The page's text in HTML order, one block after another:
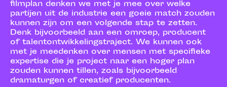
filmplan denken we met je mee over welke
partijen uit de industrie een goeie match zouden
kunnen zijn om een volgende stap te zetten.
Denk bijvoorbeeld aan een omroep, producent
of talentontwikkelingstraject. We kunnen ook
met je meedenken over mensen met specifieke
expertise die je project naar een hoger plan
zouden kunnen tillen, zoals bijvoorbeeld
dramaturgen of creatief producenten.